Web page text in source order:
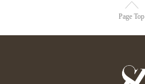
Page Top